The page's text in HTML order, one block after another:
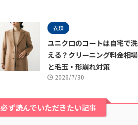
衣類
ユニクロのコートは自宅で洗
える？クリーニング料金相場
と毛玉・形崩れ対策
2026/7/30
必ず読んでいただきたい記事